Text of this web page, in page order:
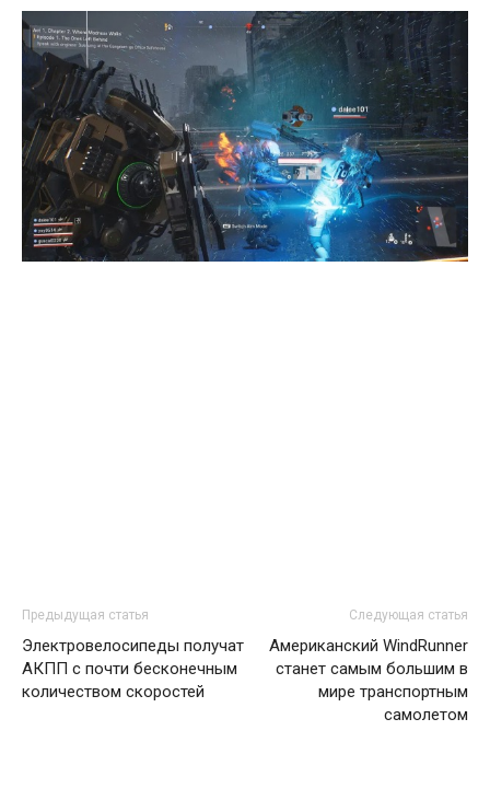
Предыдущая статья
Электровелосипеды получат
АКПП с почти бесконечным
количеством скоростей
Следующая статья
Американский WindRunner
станет самым большим в
мире транспортным
самолетом